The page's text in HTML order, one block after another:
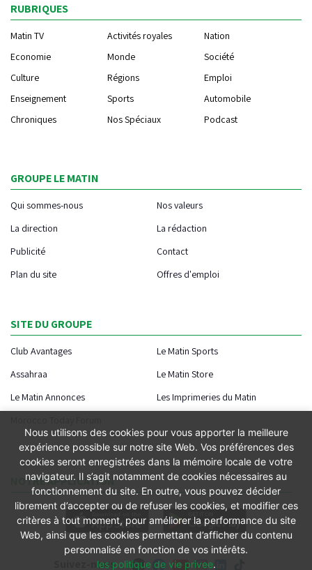
Suivez-nous
RUBRIQUES
Matin TV Activités royales
Nation
Economie
Monde
Société
Culture
Régions
Emploi
Enseignement
Sports
Automobile
Chroniques
Nos Spéciaux Podcast
GROUPE LE MATIN
Qui sommes-nous
Nos valeurs
La direction
La rédaction
Publicité
Contact
Plan du site
Offres d'emploi
SITE DU GROUPE
Club Avantages
Le Matin Sports
Assahraa
Le Matin Store
Le Matin Annonces
Les Imprimeries du Matin
NOTRE APPLICATION
Nous utilisons des cookies pour vous apporter la meilleure
expérience possible sur notre site Web. Vos préférences des
cookies seront enregistrées dans la mémoire locale de votre
navigateur. Il s’agit notamment de cookies nécessaires au
fonctionnement du site. En outre, vous pouvez décider
librement d’accepter ou de refuser les cookies, et modifier ces
critères à tout moment, pour améliorer la performance du site
Web, ainsi que les cookies permettant d’afficher du contenu
personnalisé en fonction de vos intérêts.
les politique de vie privee.